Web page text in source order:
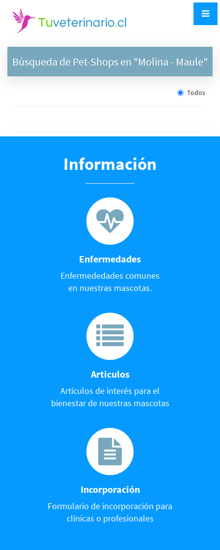
Búsqueda de Pet-Shops en "Molina - Maule"
Todos
Información
Enfermedades
Enfermededades comunes
en nuestras mascotas.
Articulos
Artículos de interés para el
bienestar de nuestras mascotas
Incorporación
Formulario de incorporación para
clínicas o profesionales